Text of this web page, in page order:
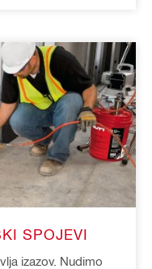
SPOJEVI
izazov. Nudimo